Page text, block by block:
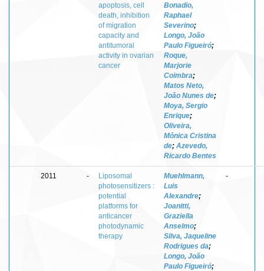
apoptosis, cell
death, inhibition
of migration
capacity and
antitumoral
activity in ovarian
cancer
Bonadio,
Raphael
Severino;
Longo, João
Paulo Figueiró;
Roque,
Marjorie
Coimbra;
Matos Neto,
João Nunes de;
Moya, Sergio
Enrique;
Oliveira,
Mônica Cristina
de; Azevedo,
Ricardo Bentes
2011 -
Liposomal
photosensitizers :
potential
platforms for
anticancer
photodynamic
therapy
Muehlmann,
Luis
Alexandre;
Joanitti,
Graziella
Anselmo;
Silva, Jaqueline
Rodrigues da;
Longo, João
Paulo Figueiró;
-